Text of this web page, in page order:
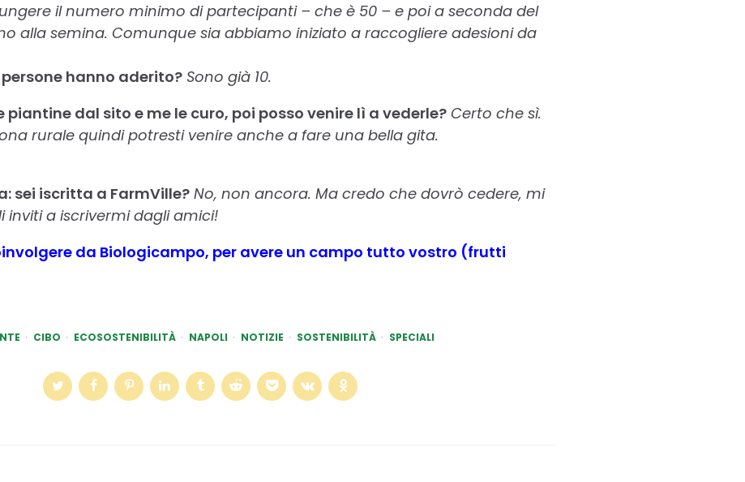
il numero minimo di partecipanti – che è 50 – e poi a seconda del
alla semina. Comunque sia abbiamo iniziato a raccogliere adesioni da
hanno aderito?Sono già 10.
piantine dal sito e me le curo, poi posso venire lì a vederle? Certo che sì.
rurale quindi potresti venire anche a fare una bella gita.
sei iscritta a FarmVille? No, non ancora. Ma credo che dovrò cedere, mi
inviti a iscrivermi dagli amici!
da Biologicampo, per avere un campo tutto vostro (frutti
CIBO ECOSOSTENIBILITÀ NAPOLI NOTIZIE SOSTENIBILITÀ SPECIALI